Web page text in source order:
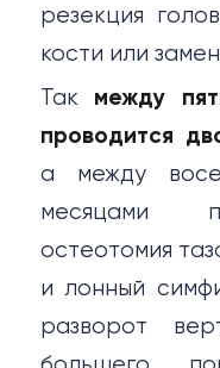
резекция
кости или
Так между
проводится
а между
месяцами
остеотомия
и лонный
разворот